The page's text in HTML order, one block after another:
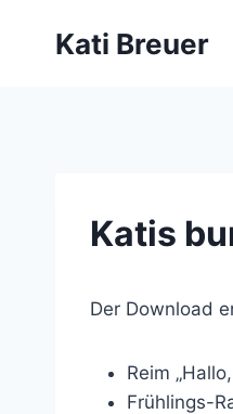
Kati Breuer
Katis
Der Download
Reim
Frühlings-